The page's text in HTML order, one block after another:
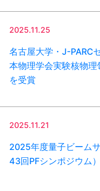
2025.11.25
名古屋大学・J-PARC
本物理学会実験核物理
を受賞
2025.11.21
2025年度量子ビーム
43回PFシンポジウム